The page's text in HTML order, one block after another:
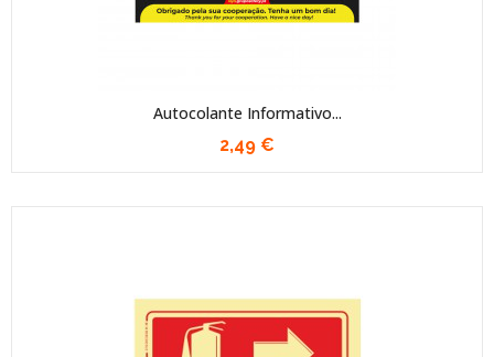
Autocolante Informativo...
2,49 €